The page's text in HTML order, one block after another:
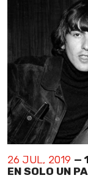
26 JUL, 2019 —
EN SOLO UN